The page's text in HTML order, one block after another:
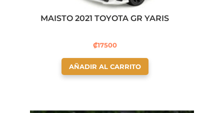
MAISTO 2021 TOYOTA GR YARIS
₡17500
AÑADIR AL CARRITO